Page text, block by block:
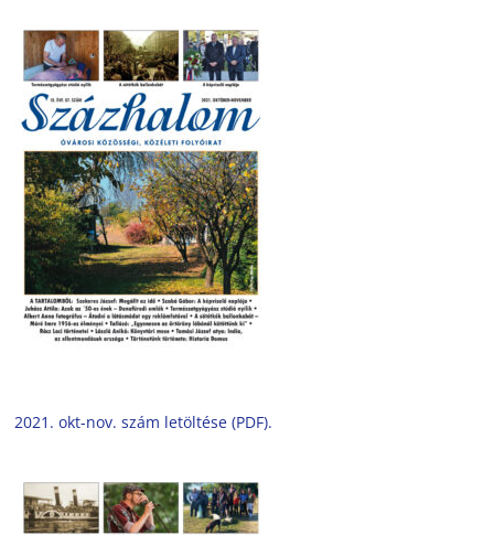
2021. okt-nov. szám letöltése (PDF).